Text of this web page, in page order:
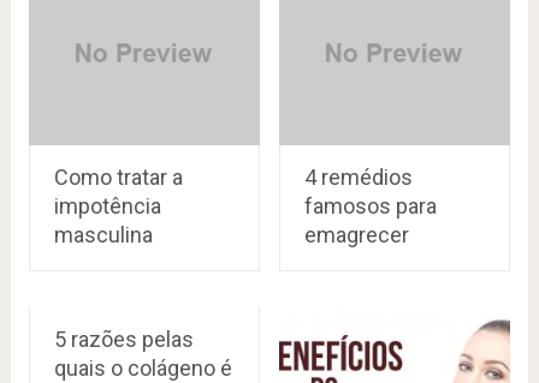
Como tratar a
impotência
masculina
4 remédios
famosos para
emagrecer
5 razões pelas
quais o colágeno é